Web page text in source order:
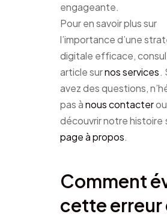
engageante.
Pour en savoir plus sur
l’importance d’une
digitale efficace,
article surnos services.
avez des questions,
pas ànous contacter
découvrir notre histoire
page à propos.
Comment
cette erreur